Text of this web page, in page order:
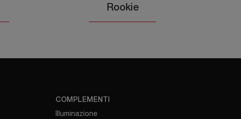
Rookie
COMPLEMENTI
Illuminazione